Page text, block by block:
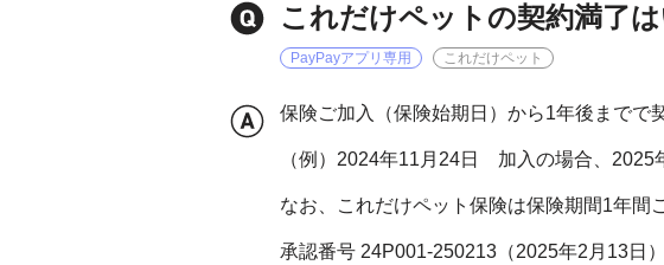
これだけペットの契約満了
PayPayアプリ専用 これだけペット
保険ご加入（保険始期日）から1年後までで
（例）2024年11月24日 加入の場合、2025
なお、これだけペット保険は保険期間1年間
承認番号 24P001-250213（2025年2月13日）